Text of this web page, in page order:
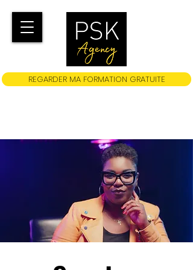
REGARDER MA FORMATION GRATUITE